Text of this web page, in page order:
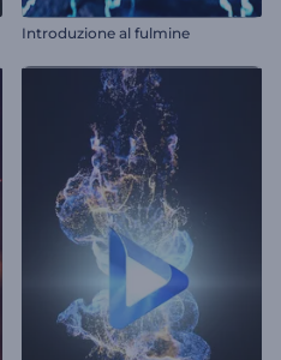
Introduzione al fulmine